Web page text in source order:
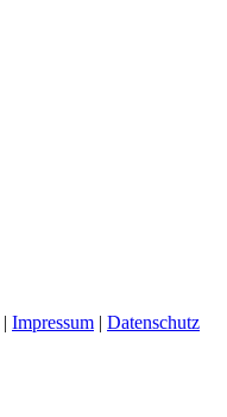
| Impressum | Datenschutz